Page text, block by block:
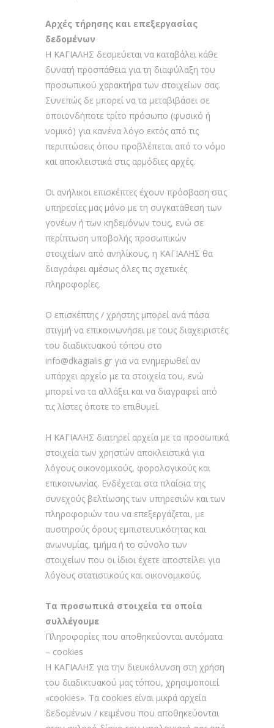
Αρχές τήρησης και επεξεργασίας
δεδομένων
Η ΚΑΓΙΑΛΗΣ δεσμεύεται να καταβάλει κάθε
δυνατή προσπάθεια για τη διαφύλαξη του
προσωπικού χαρακτήρα των στοιχείων σας.
Συνεπώς δε μπορεί να τα μεταβιβάσει σε
οποιονδήποτε τρίτο πρόσωπο (φυσικό ή
νομικό) για κανένα λόγο εκτός από τις
περιπτώσεις όπου προβλέπεται από το νόμο
και αποκλειστικά στις αρμόδιες αρχές.
Οι ανήλικοι επισκέπτες έχουν πρόσβαση στις
υπηρεσίες μας μόνο με τη συγκατάθεση των
γονέων ή των κηδεμόνων τους, ενώ σε
περίπτωση υποβολής προσωπικών
στοιχείων από ανηλίκους, η ΚΑΓΙΑΛΗΣ θα
διαγράφει αμέσως όλες τις σχετικές
πληροφορίες.
Ο επισκέπτης / χρήστης μπορεί ανά πάσα
στιγμή να επικοινωνήσει με τους διαχειριστές
του διαδικτυακού τόπου στο
info@dkagialis.gr για να ενημερωθεί αν
υπάρχει αρχείο με τα στοιχεία του, ενώ
μπορεί να τα αλλάξει και να διαγραφεί από
τις λίστες όποτε το επιθυμεί.
H ΚΑΓΙΑΛΗΣ διατηρεί αρχεία με τα προσωπικά
στοιχεία των χρηστών αποκλειστικά για
λόγους οικονομικούς, φορολογικούς και
επικοινωνίας. Ενδέχεται στα πλαίσια της
συνεχούς βελτίωσης των υπηρεσιών και των
πληροφοριών του να επεξεργάζεται, με
αυστηρούς όρους εμπιστευτικότητας και
ανωνυμίας, τμήμα ή το σύνολο των
στοιχείων που οι ίδιοι έχετε αποστείλει για
λόγους στατιστικούς και οικονομικούς.
Τα προσωπικά στοιχεία τα οποία
συλλέγουμε
Πληροφορίες που αποθηκεύονται αυτόματα
– cookies
H ΚΑΓΙΑΛΗΣ για την διευκόλυνση στη χρήση
του διαδικτυακού μας τόπου, χρησιμοποιεί
«cookies». Τα cookies είναι μικρά αρχεία
δεδομένων / κειμένου που αποθηκεύονται